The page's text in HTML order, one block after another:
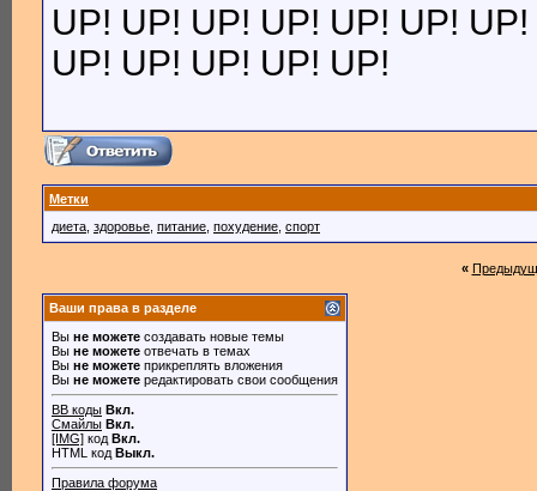
UP! UP! UP! UP! UP! UP!
UP! UP! UP! UP! UP!
Метки
диета здоровье питание похудение спорт
«
Ваши права в разделе
Вы не можете создавать новые темы
Вы не можете отвечать в темах
Вы не можете прикреплять вложения
Вы не можете редактировать свои сообщения
BB коды Вкл.
Смайлы Вкл.
[IMG] код Вкл.
HTML код Выкл.
Правила форума